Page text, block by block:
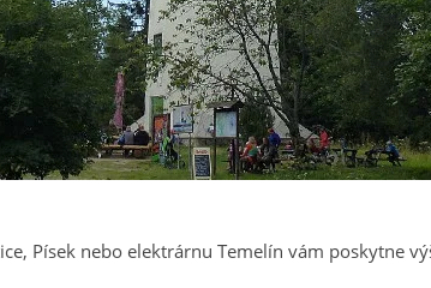
Písek nebo elektrárnu Temelín vám poskytne